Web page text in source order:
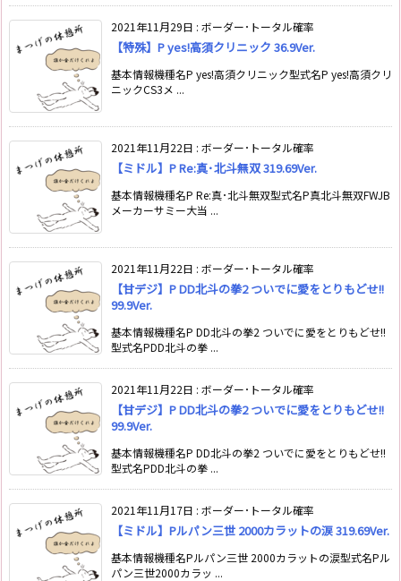
2021年11月29日 : ボーダー･トータル確率
【特殊】P yes!高須クリニック 36.9Ver.
基本情報機種名P yes!高須クリニック型式名P yes!高須クリ
ニックCS3メ ...
2021年11月22日 : ボーダー･トータル確率
【ミドル】P Re:真･北斗無双 319.69Ver.
基本情報機種名P Re:真･北斗無双型式名P真北斗無双FWJB
メーカーサミー大当 ...
2021年11月22日 : ボーダー･トータル確率
【甘デジ】P DD北斗の拳2 ついでに愛をとりもどせ!!
99.9Ver.
基本情報機種名P DD北斗の拳2 ついでに愛をとりもどせ!!
型式名PDD北斗の拳 ...
2021年11月22日 : ボーダー･トータル確率
【甘デジ】P DD北斗の拳2 ついでに愛をとりもどせ!!
99.9Ver.
基本情報機種名P DD北斗の拳2 ついでに愛をとりもどせ!!
型式名PDD北斗の拳 ...
2021年11月17日 : ボーダー･トータル確率
【ミドル】Pルパン三世 2000カラットの涙 319.69Ver.
基本情報機種名Pルパン三世 2000カラットの涙型式名Pル
パン三世2000カラッ ...